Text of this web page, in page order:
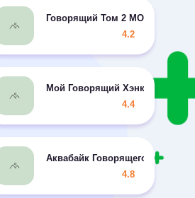
Говорящий Том 2 MOD много
4.2
Мой Говорящий Хэнк
4.4
Аквабайк Говорящего Тома 2
4.8